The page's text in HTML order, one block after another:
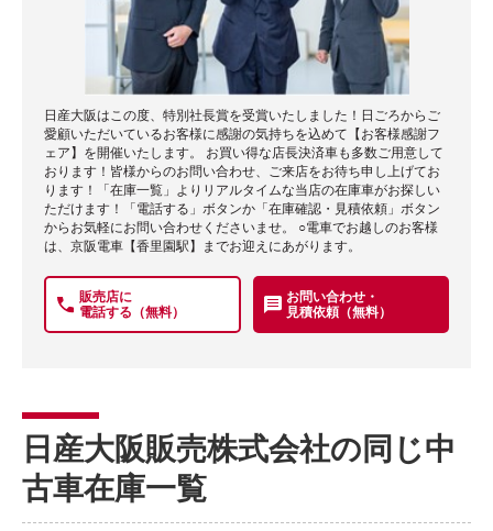
日産大阪はこの度、特別社長賞を受賞いたしました！日ごろからご
愛顧いただいているお客様に感謝の気持ちを込めて【お客様感謝フ
ェア】を開催いたします。 お買い得な店長決済車も多数ご用意して
おります！皆様からのお問い合わせ、ご来店をお待ち申し上げてお
ります！「在庫一覧」よりリアルタイムな当店の在庫車がお探しい
ただけます！「電話する」ボタンか「在庫確認・見積依頼」ボタン
からお気軽にお問い合わせくださいませ。 ○電車でお越しのお客様
は、京阪電車【香里園駅】までお迎えにあがります。
販売店に
電話する（無料）
お問い合わせ・
見積依頼（無料）
日産大阪販売株式会社の同じ中
古車在庫一覧